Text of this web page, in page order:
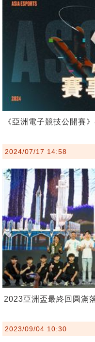
《亞洲電子競技公開賽
2024/07/17 14:58
2023亞洲盃最終回圓滿
2023/09/04 10:30